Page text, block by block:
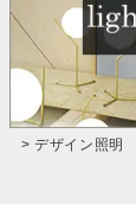
> デザイン照明